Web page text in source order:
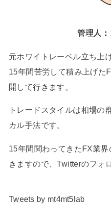
管理人
元ホワイトレーベル立ち上
15年間苦労して積み上げた
開して行きます。
トレードスタイルは相場の
カル手法です。
15年間関わってきたFX業
きますので、Twitterのフォ
Tweets by mt4mt5lab